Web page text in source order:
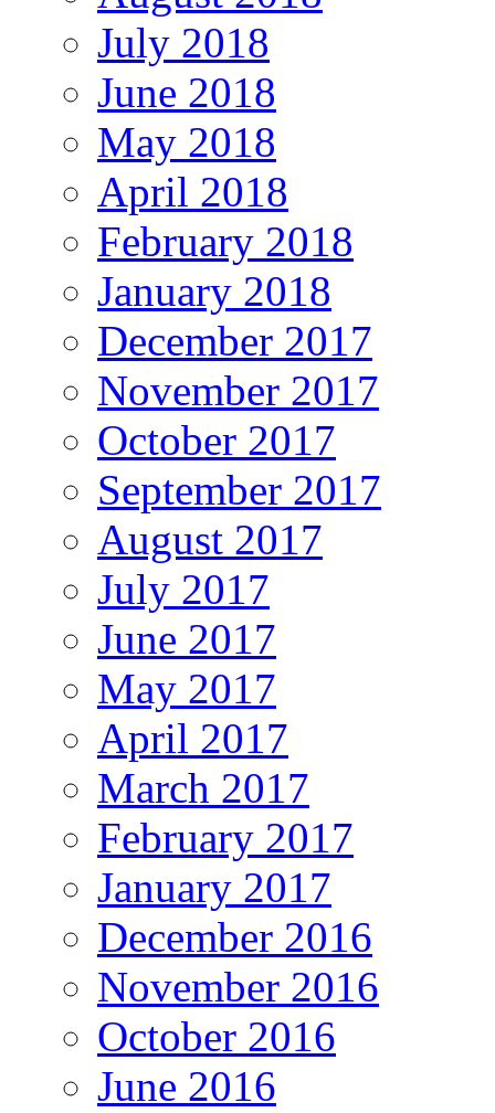
July 2018
June 2018
May 2018
April 2018
February 2018
January 2018
December 2017
November 2017
October 2017
September 2017
August 2017
July 2017
June 2017
May 2017
April 2017
March 2017
February 2017
January 2017
December 2016
November 2016
October 2016
June 2016